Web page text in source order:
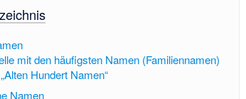
mit den häufigsten Namen (Familiennamen)
Hundert Namen“
Namen